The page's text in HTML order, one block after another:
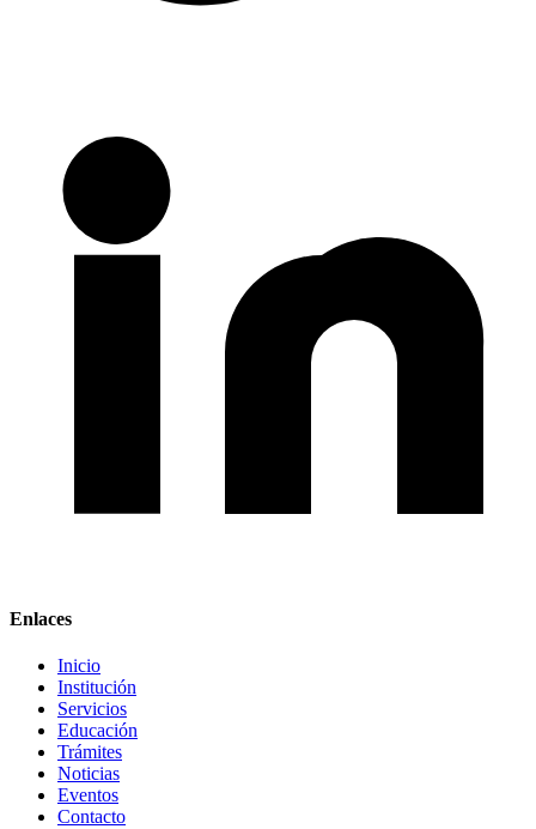
Enlaces
Inicio
Institución
Servicios
Educación
Trámites
Noticias
Eventos
Contacto